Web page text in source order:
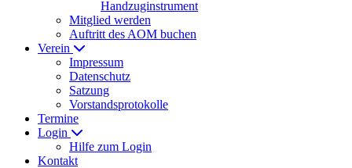
Handzuginstrument
Mitglied werden
Auftritt des AOM buchen
Verein
Impressum
Datenschutz
Satzung
Vorstandsprotokolle
Termine
Login
Hilfe zum Login
Kontakt